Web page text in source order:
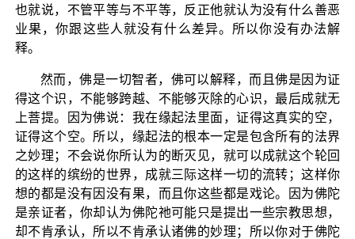
也就说，不管平等与不平等，反正他就认为没有什么善恶
业果，你跟这些人就没有什么差异。所以你没有办法解
释。
然而，佛是一切智者，佛可以解释，而且佛是因为证
得这个识，不能够跨越、不能够灭除的心识，最后成就无
上菩提。因为佛说：我在缘起法里面，证得这真实的空，
证得这个空。所以，缘起法的根本一定是包含所有的法界
之妙理；不会说你所认为的断灭见，就可以成就这个轮回
的这样的缤纷的世界，成就三际这样一切的流转；这样你
想的都是没有因没有果，而且你这些都是戏论。因为佛陀
是亲证者，你却认为佛陀祂可能只是提出一些宗教思想，
却不肯承认，所以不肯承认诸佛的妙理；所以你对于佛陀